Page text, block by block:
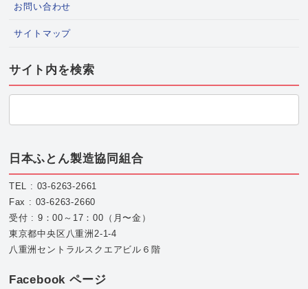
お問い合わせ
サイトマップ
サイト内を検索
日本ふとん製造協同組合
TEL : 03-6263-2661
Fax : 03-6263-2660
受付 : 9：00～17：00（月〜金）
東京都中央区八重洲2-1-4
八重洲セントラルスクエアビル６階
Facebook ページ